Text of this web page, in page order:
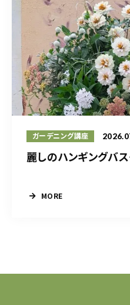
ガーデニング講座
麗しのハンギングバ
MORE